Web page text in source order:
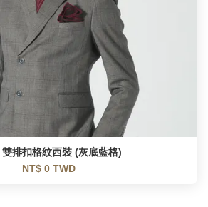
排扣格紋西裝 (灰底藍格)
NT$ 0 TWD